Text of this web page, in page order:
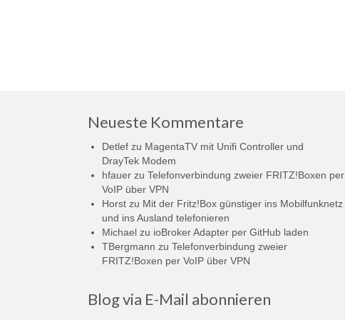
Neueste Kommentare
Detlef zu MagentaTV mit Unifi Controller und
DrayTek Modem
hfauer zu Telefonverbindung zweier FRITZ!Boxen per
VoIP über VPN
Horst zu Mit der Fritz!Box günstiger ins Mobilfunknetz
und ins Ausland telefonieren
Michael zu ioBroker Adapter per GitHub laden
TBergmann zu Telefonverbindung zweier
FRITZ!Boxen per VoIP über VPN
Blog via E-Mail abonnieren